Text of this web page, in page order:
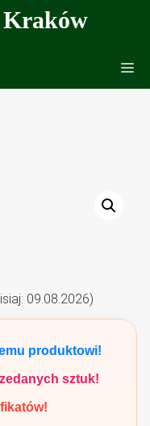
09.08.2026)
produktowi!
sztuk!